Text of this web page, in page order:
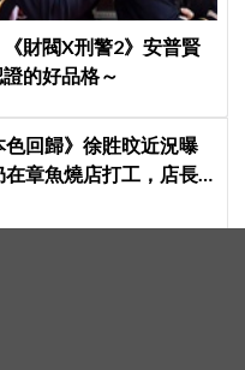
《財閥X刑警2》安普賢
的好品格～
色回歸》徐貹旼近況曝
在章魚燒店打工，店長